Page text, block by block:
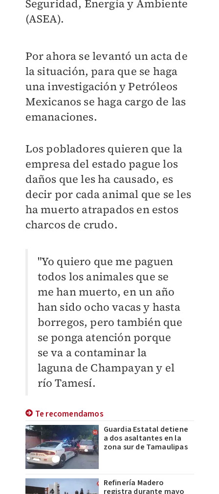
Seguridad, Energía y Ambiente
(ASEA).
Por ahora se levantó un acta de
la situación, para que se haga
una investigación y Petróleos
Mexicanos se haga cargo de las
emanaciones.
Los pobladores quieren que la
empresa del estado pague los
daños que les ha causado, es
decir por cada animal que se les
ha muerto atrapados en estos
charcos de crudo.
"Yo quiero que me paguen
todos los animales que se
me han muerto, en un año
han sido ocho vacas y hasta
borregos, pero también que
se ponga atención porque
se va a contaminar la
laguna de Champayan y el
río Tamesí.
Te recomendamos
Guardia Estatal detiene
a dos asaltantes en la
zona sur de Tamaulipas
Refinería Madero
registra durante mayo